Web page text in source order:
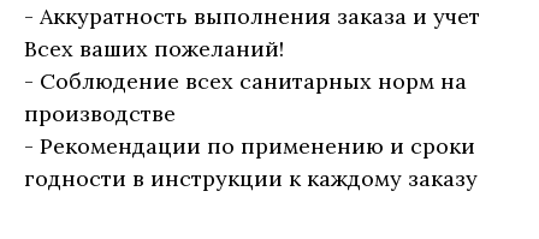
- Аккуратность выполнения заказа и учет
Всех ваших пожеланий!
- Соблюдение всех санитарных норм на
производстве
- Рекомендации по применению и сроки
годности в инструкции к каждому заказу